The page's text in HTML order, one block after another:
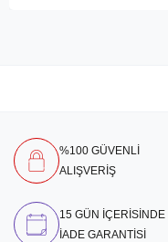
%100 GÜVENLİ
ALIŞVERİŞ
15 GÜN İÇERİSİNDE
İADE GARANTİSİ